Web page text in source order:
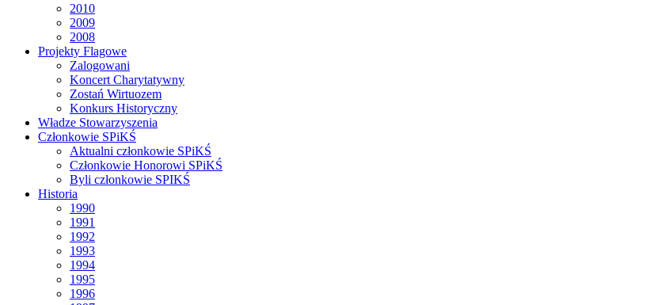
2010
2009
2008
Projekty Flagowe
Zalogowani
Koncert Charytatywny
Zostań Wirtuozem
Konkurs Historyczny
Władze Stowarzyszenia
Członkowie SPiKŚ
Aktualni członkowie SPiKŚ
Członkowie Honorowi SPiKŚ
Byli członkowie SPIKŚ
Historia
1990
1991
1992
1993
1994
1995
1996